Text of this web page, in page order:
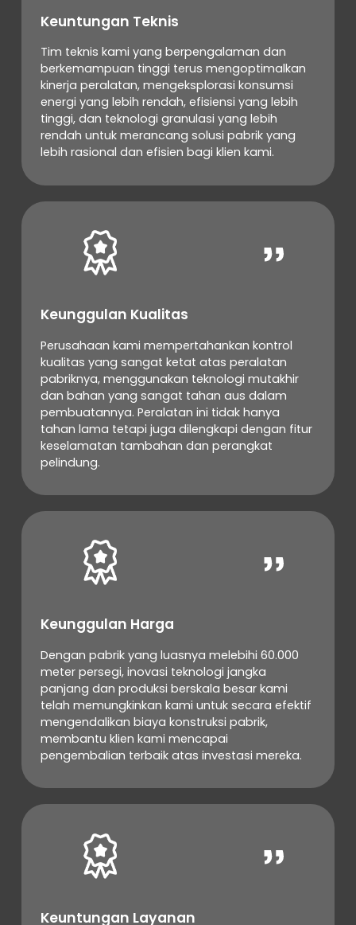
Keuntungan Teknis
Tim teknis kami yang berpengalaman dan
berkemampuan tinggi terus mengoptimalkan
kinerja peralatan, mengeksplorasi konsumsi
energi yang lebih rendah, efisiensi yang lebih
tinggi, dan teknologi granulasi yang lebih
rendah untuk merancang solusi pabrik yang
lebih rasional dan efisien bagi klien kami.
Keunggulan Kualitas
Perusahaan kami mempertahankan kontrol
kualitas yang sangat ketat atas peralatan
pabriknya, menggunakan teknologi mutakhir
dan bahan yang sangat tahan aus dalam
pembuatannya. Peralatan ini tidak hanya
tahan lama tetapi juga dilengkapi dengan fitur
keselamatan tambahan dan perangkat
pelindung.
Keunggulan Harga
Dengan pabrik yang luasnya melebihi 60.000
meter persegi, inovasi teknologi jangka
panjang dan produksi berskala besar kami
telah memungkinkan kami untuk secara efektif
mengendalikan biaya konstruksi pabrik,
membantu klien kami mencapai
pengembalian terbaik atas investasi mereka.
Keuntungan Layanan